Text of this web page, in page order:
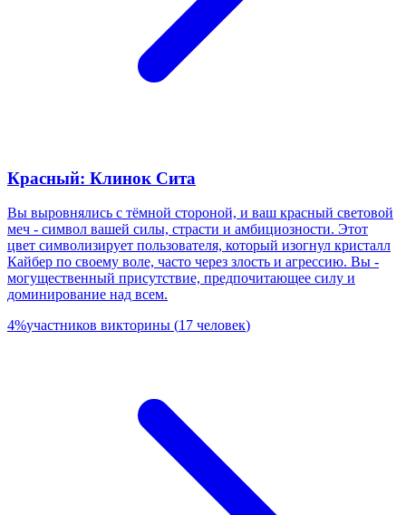
Красный: Клинок Сита
Вы выровнялись с тёмной стороной, и ваш красный световой
меч - символ вашей силы, страсти и амбициозности. Этот
цвет символизирует пользователя, который изогнул кристалл
Кайбер по своему воле, часто через злость и агрессию. Вы -
могущественный присутствие, предпочитающее силу и
доминирование над всем.
4%участников викторины (17 человек)